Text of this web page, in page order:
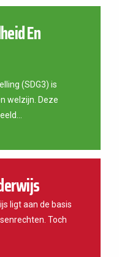
En
(SDG3) is
welzijn. Deze
ligt aan de basis
Toch